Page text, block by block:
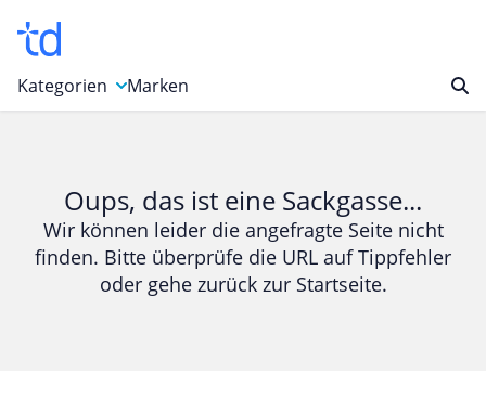
Kategorien
Bücher & Magazine
Computer & Elektronik
Entertainment & Media
Marken
Oups, das ist eine Sackgasse...
Wir können leider die angefragte Seite nicht
finden. Bitte überprüfe die URL auf Tippfehler
oder gehe zurück zur Startseite.